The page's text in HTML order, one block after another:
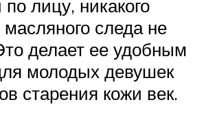
лицу, никакого
следа не
делает ее удобным
молодых девушек
старения кожи век.